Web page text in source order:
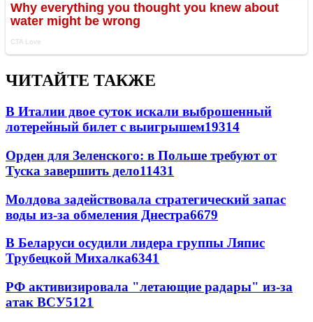
ЧИТАЙТЕ ТАКЖЕ
В Италии двое суток искали выброшенный
лотерейный билет с выигрышем19314
Орден для Зеленского: в Польше требуют от
Туска завершить дело11431
Молдова задействовала стратегический запас
воды из-за обмеления Днестра6679
В Беларуси осудили лидера группы Ляпис
Трубецкой Михалка6341
РФ активизировала "летающие радары" из-за
атак ВСУ5121